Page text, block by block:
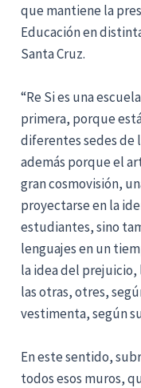
que mantiene la
Educación en
Santa Cruz.
“Re Si es una
primera, porque
diferentes sedes de
además porque el
gran cosmovisión,
proyectarse en la
estudiantes, sino
lenguajes en un
la idea del prejuicio,
las otras, otres,
vestimenta, según
En este sentido,
todos esos muros,